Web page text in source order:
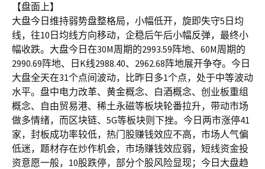
【盘面上】
大盘今日维持弱势盘整格局，小幅低开，旋即失守5日均
线，往10日均线方向移动，企稳后午后小幅反弹，最终小
幅收跌。大盘今日在30M周期的2993.59阵地、60M周期的
2990.69阵地、日K线2988.40、2962.68阵地展开争夺。今日
大盘全天在31个点间波动，比昨日多1个点，处于中等波动
水平。盘中电力改革、黄金概念、白酒概念、创业板重组
概念、自由贸易港、稀土永磁等板块轮番拉升，带动市场
做多情绪，而区块链、5G等板块则下挫。今日两市涨停41
家，封板成功率较低，热门股赚钱效应不高，市场人气偏
低迷，题材存在炒作机会，市场赚钱效应弱，短线资金投
资意愿一般，10股跌停，部分个股风险显现；今日大盘趋